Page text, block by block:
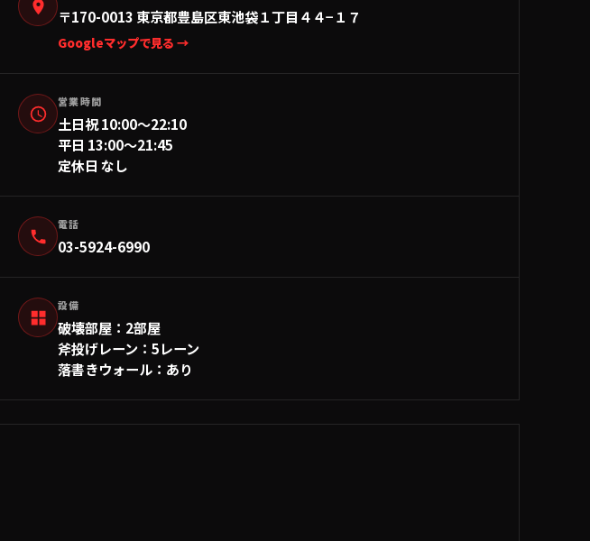
〒170-0013 東京都豊島区東池袋１丁目４４−１７
Googleマップで見る →
営業時間
土日祝 10:00〜22:10
平日 13:00〜21:45
定休日 なし
電話
03-5924-6990
設備
破壊部屋 ： 2部屋
斧投げレーン ： 5レーン
落書きウォール ： あり